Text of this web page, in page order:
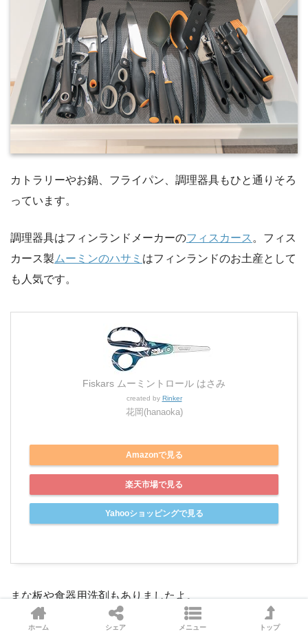
カトラリーやお鍋、フライパン、調理器具もひと通りそろ
っています。
調理器具はフィンランドメーカーのフィスカース 。フィス
カース製 ムーミンのハサミ はフィンランドのお土産として
も人気です。
Fiskars ムーミントロール はさみ
created by Rinker
花岡(hanaoka)
Amazonで見る
楽天市場で見る
Yahooショッピングで見る
まな板や食器用洗剤もありましたよ。
つづいてバスルームへ移りましょう。
ホーム シェア メニュー トップ